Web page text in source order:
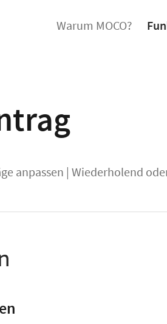
Warum MOCO?
anpassen | Wiederholend